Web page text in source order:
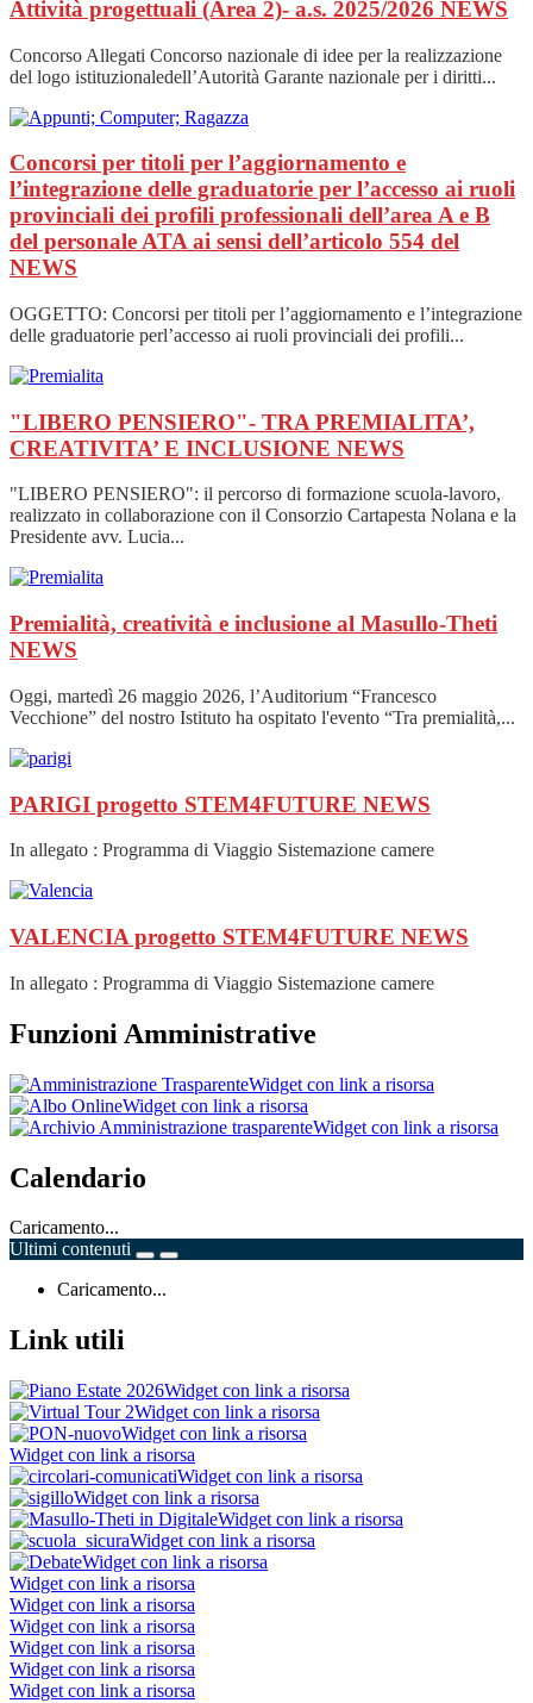
Attività progettuali (Area 2)- a.s. 2025/2026 NEWS
Concorso Allegati Concorso nazionale di idee per la realizzazione
del logo istituzionaledell’Autorità Garante nazionale per i diritti...
Concorsi per titoli per l’aggiornamento e
l’integrazione delle graduatorie per l’accesso ai ruoli
provinciali dei profili professionali dell’area A e B
del personale ATA ai sensi dell’articolo 554 del
NEWS
OGGETTO: Concorsi per titoli per l’aggiornamento e l’integrazione
delle graduatorie perl’accesso ai ruoli provinciali dei profili...
"LIBERO PENSIERO"- TRA PREMIALITA’,
CREATIVITA’ E INCLUSIONE NEWS
"LIBERO PENSIERO": il percorso di formazione scuola-lavoro,
realizzato in collaborazione con il Consorzio Cartapesta Nolana e la
Presidente avv. Lucia...
Premialità, creatività e inclusione al Masullo-Theti
NEWS
Oggi, martedì 26 maggio 2026, l’Auditorium “Francesco
Vecchione” del nostro Istituto ha ospitato l'evento “Tra premialità,...
PARIGI progetto STEM4FUTURE NEWS
In allegato : Programma di Viaggio Sistemazione camere
VALENCIA progetto STEM4FUTURE NEWS
In allegato : Programma di Viaggio Sistemazione camere
Funzioni Amministrative
Widget con link a risorsa
Widget con link a risorsa
Widget con link a risorsa
Calendario
Caricamento...
Ultimi contenuti
Caricamento...
Link utili
Widget con link a risorsa
Widget con link a risorsa
Widget con link a risorsa
Widget con link a risorsa
Widget con link a risorsa
Widget con link a risorsa
Widget con link a risorsa
Widget con link a risorsa
Widget con link a risorsa
Widget con link a risorsa
Widget con link a risorsa
Widget con link a risorsa
Widget con link a risorsa
Widget con link a risorsa
Widget con link a risorsa